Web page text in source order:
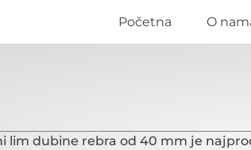
Početna O
lim dubine rebra od 40 mm je